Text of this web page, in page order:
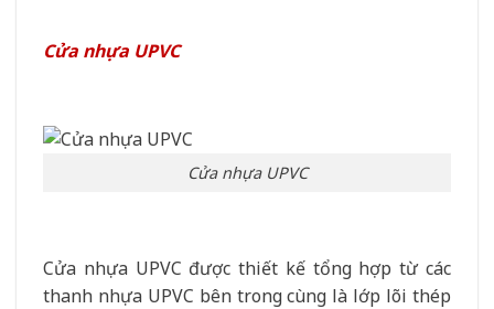
Cửa nhựa UPVC
Cửa nhựa UPVC
Cửa nhựa UPVC được thiết kế tổng hợp từ các
thanh nhựa UPVC bên trong cùng là lớp lõi thép